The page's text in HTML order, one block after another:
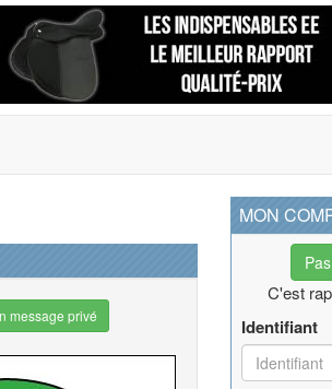
message privé
MON
C'est
Identifiant